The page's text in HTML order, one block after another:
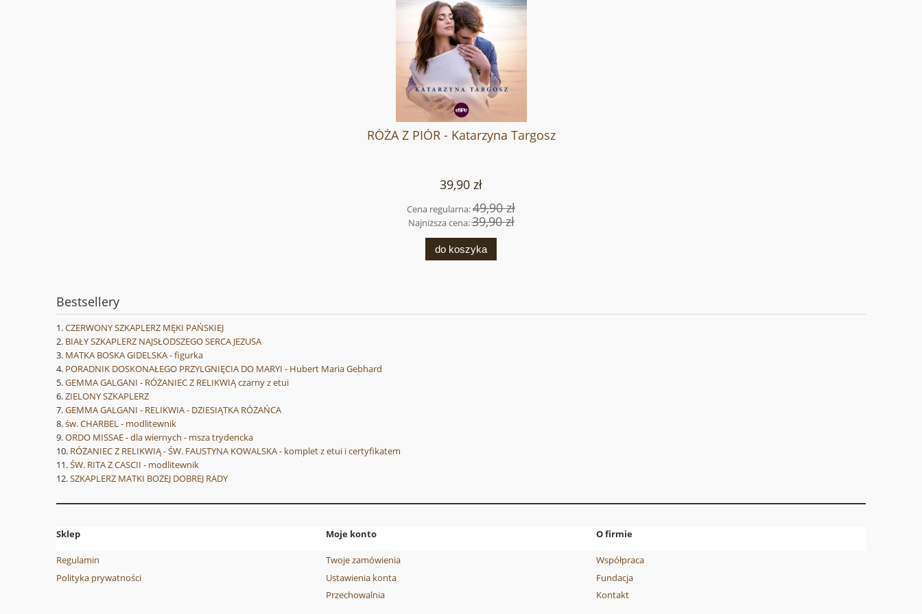
RÓŻA Z PIÓR - Katarzyna Targosz
39,90 zł
Cena regularna:49,90 zł
Najniższa cena:39,90 zł
do koszyka
Bestsellery
CZERWONY SZKAPLERZ MĘKI PAŃSKIEJ
BIAŁY SZKAPLERZ NAJSŁODSZEGO SERCA JEZUSA
MATKA BOSKA GIDELSKA - figurka
PORADNIK DOSKONAŁEGO PRZYLGNIĘCIA DO MARYI - Hubert Maria Gebhard
GEMMA GALGANI - RÓŻANIEC Z RELIKWIĄ czarny z etui
ZIELONY SZKAPLERZ
GEMMA GALGANI - RELIKWIA - DZIESIĄTKA RÓŻAŃCA
św. CHARBEL - modlitewnik
ORDO MISSAE - dla wiernych - msza trydencka
RÓŻANIEC Z RELIKWIĄ - ŚW. FAUSTYNA KOWALSKA - komplet z etui i certyfikatem
ŚW. RITA Z CASCII - modlitewnik
SZKAPLERZ MATKI BOŻEJ DOBREJ RADY
Sklep
Regulamin
Polityka prywatności
Moje konto
Twoje zamówienia
Ustawienia konta
Przechowalnia
O firmie
Współpraca
Fundacja
Kontakt